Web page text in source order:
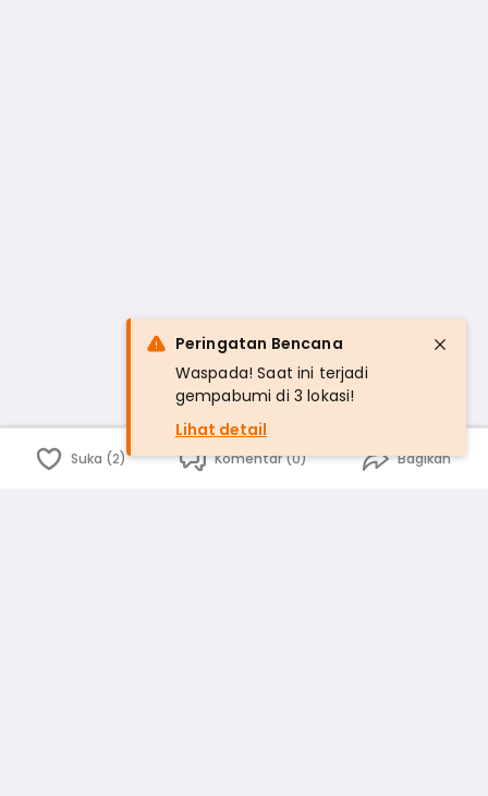
Suka (2) Komentar (0) Bagikan
Peringatan Bencana
Waspada! Saat ini terjadi
gempabumi di 3 lokasi!
Lihat detail